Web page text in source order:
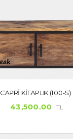
CAPRI KITAPLIK (100-S)
43,500.00 TL